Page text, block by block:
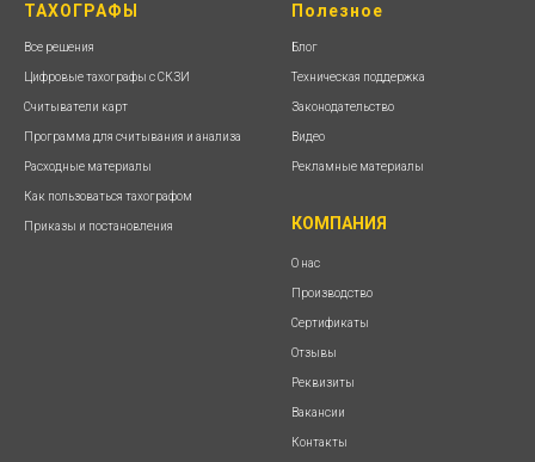
ТАХОГРАФЫ
Все решения
Цифровые тахографы с СКЗИ
Считыватели карт
Программа для считывания и анализа
Расходные материалы
Как пользоваться тахографом
Приказы и постановления
Полезное
Блог
Техническая поддержка
Законодательство
Видео
Рекламные материалы
КОМПАНИЯ
О нас
Производство
Сертификаты
Отзывы
Реквизиты
Вакансии
Контакты